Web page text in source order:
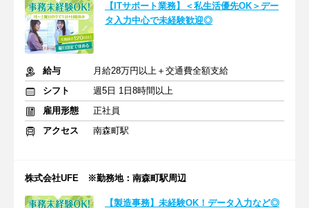
【ITサポート業務】＜私生活優先OK＞デー
タ入力中心で未経験歓迎◎
給与
月給28万円以上＋交通費全額支給
シフト
週5日 1日8時間以上
雇用形態
正社員
アクセス
南森町駅
株式会社UFE ※勤務地：南森町駅周辺
【製造事務】未経験OK！データ入力など◎